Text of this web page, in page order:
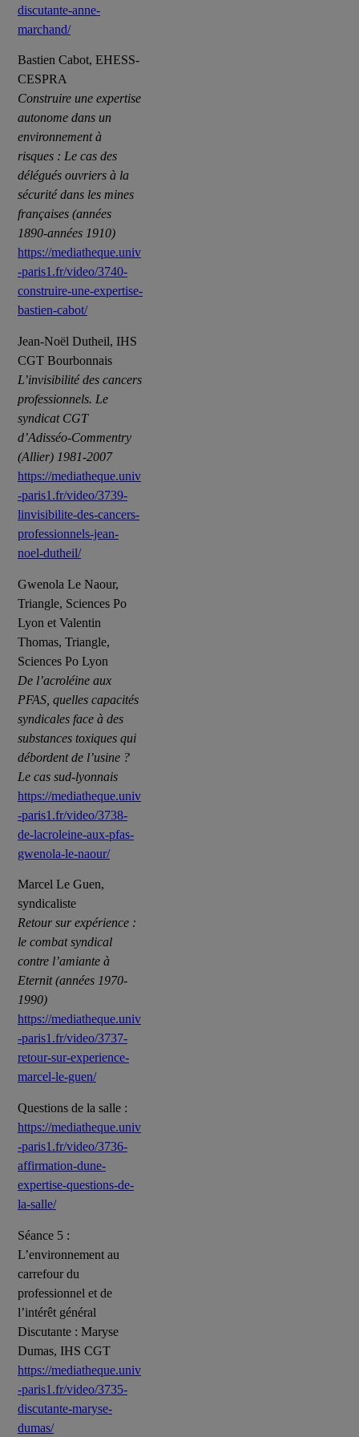
discutante-anne-
marchand/
Bastien Cabot, EHESS-
CESPRA
Construire une expertise
autonome dans un
environnement à
risques : Le cas des
délégués ouvriers à la
sécurité dans les mines
françaises (années
1890-années 1910)
https://mediatheque.univ
-paris1.fr/video/3740-
construire-une-expertise-
bastien-cabot/
Jean-Noël Dutheil, IHS
CGT Bourbonnais
L’invisibilité des cancers
professionnels. Le
syndicat CGT
d’Adisséo-Commentry
(Allier) 1981-2007
https://mediatheque.univ
-paris1.fr/video/3739-
linvisibilite-des-cancers-
professionnels-jean-
noel-dutheil/
Gwenola Le Naour,
Triangle, Sciences Po
Lyon et Valentin
Thomas, Triangle,
Sciences Po Lyon
De l’acroléine aux
PFAS, quelles capacités
syndicales face à des
substances toxiques qui
débordent de l’usine ?
Le cas sud-lyonnais
https://mediatheque.univ
-paris1.fr/video/3738-
de-lacroleine-aux-pfas-
gwenola-le-naour/
Marcel Le Guen,
syndicaliste
Retour sur expérience :
le combat syndical
contre l’amiante à
Eternit (années 1970-
1990)
https://mediatheque.univ
-paris1.fr/video/3737-
retour-sur-experience-
marcel-le-guen/
Questions de la salle :
https://mediatheque.univ
-paris1.fr/video/3736-
affirmation-dune-
expertise-questions-de-
la-salle/
Séance 5 :
L’environnement au
carrefour du
professionnel et de
l’intérêt général
Discutante : Maryse
Dumas, IHS CGT
https://mediatheque.univ
-paris1.fr/video/3735-
discutante-maryse-
dumas/